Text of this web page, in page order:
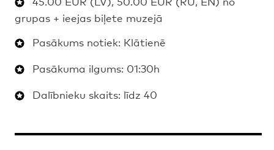
grupas + ieejas biļete muzejā
Pasākums notiek: Klātienē
Pasākuma ilgums: 01:30h
Dalībnieku skaits: līdz 40